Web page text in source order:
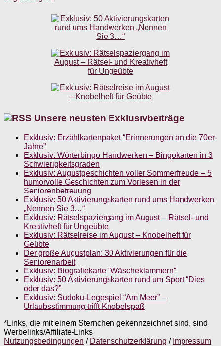
Unsere neusten Exklusivbeiträge
Exklusiv: Erzählkartenpaket “Erinnerungen an die 70er-
Jahre”
Exklusiv: Wörterbingo Handwerken – Bingokarten in 3
Schwierigkeitsgraden
Exklusiv: Augustgeschichten voller Sommerfreude – 5
humorvolle Geschichten zum Vorlesen in der
Seniorenbetreuung
Exklusiv: 50 Aktivierungskarten rund ums Handwerken
„Nennen Sie 3…“
Exklusiv: Rätselspaziergang im August – Rätsel- und
Kreativheft für Ungeübte
Exklusiv: Rätselreise im August – Knobelheft für
Geübte
Der große Augustplan: 30 Aktivierungen für die
Seniorenarbeit
Exklusiv: Biografiekarte “Wäscheklammern”
Exklusiv: 50 Aktivierungskarten rund um Sport “Dies
oder das?”
Exklusiv: Sudoku-Legespiel “Am Meer” –
Urlaubsstimmung trifft Knobelspaß
*Links, die mit einem Sternchen gekennzeichnet sind, sind
Werbelinks/Affiliate-Links
Nutzungsbedingungen / Datenschutzerklärung / Impressum